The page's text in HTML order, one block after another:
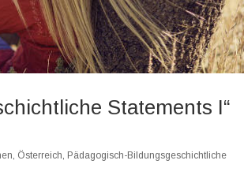
Statements I“
Österreich Pädagogisch-Bildungsgeschichtliche